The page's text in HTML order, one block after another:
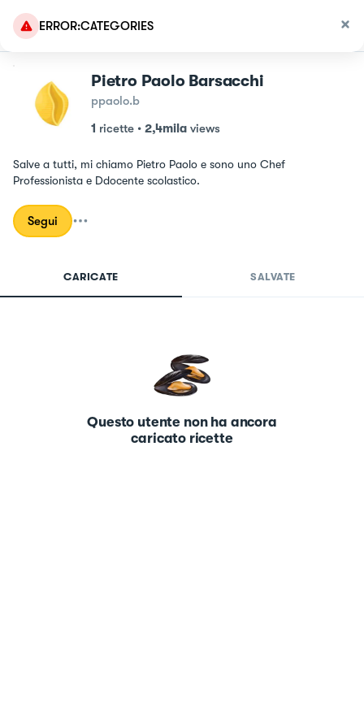
ERROR:CATEGORIES
Pietro Paolo Barsacchi
ppaolo.b
1 ricette • 2,4mila views
Salve a tutti, mi chiamo Pietro Paolo e sono uno Chef
Professionista e Ddocente scolastico.
Segui
CARICATE SALVATE
Questo utente non ha ancora
caricato ricette